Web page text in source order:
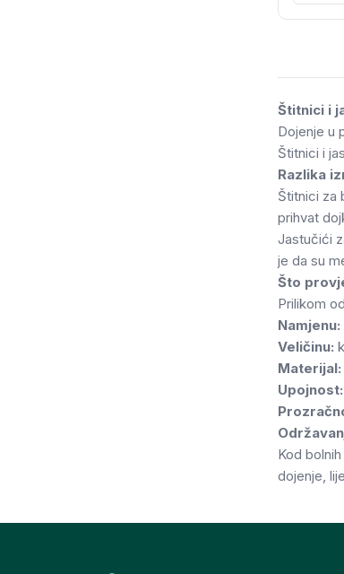
Štitnici i
Dojenje u
Štitnici i
Razlika
Štitnici za
prihvat
Jastučići
je da su
Što
Prilikom
Namjenu:
Veličinu:
Materijal:
Upojnost:
Kod
dojenje,